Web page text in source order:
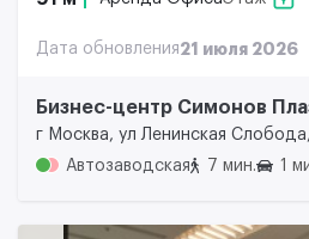
Дата обновления21 июля 2026
Бизнес-центр Симонов
г Москва, ул Ленинская
Автозаводская
7 мин. 1